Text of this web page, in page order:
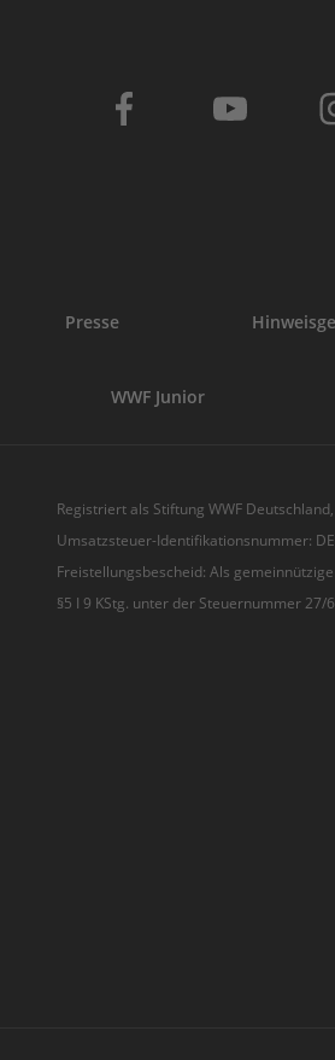
Presse
WWF Junior
Registriert als Stiftung WWF
Umsatzsteuer-Identifikationsnummer:
Freistellungsbescheid: Als
§5 I 9 KStg. unter der Steuernummer 27/